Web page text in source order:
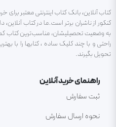
کتاب آنلاین، بانک کتاب اینترنتی معتبر
کنکور از ناشران برتر است.ما در کتاب
به وضعیت تحصیلیشان، مناسب‌ترین کتاب
راحتی و با چند کلیک ساده ، کتابها را با
تحویل بگیرند.
راهنمای خرید آنلاین
ثبت سفارش
نحوه ارسال سفارش